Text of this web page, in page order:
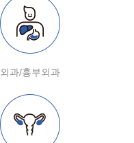
외과/흉부외과